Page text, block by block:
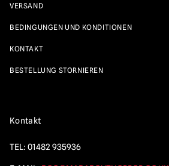
VERSAND
BEDINGUNGEN UND KONDITIONEN
KONTAKT
BESTELLUNG STORNIEREN
Kontakt
TEL: 01482 935936